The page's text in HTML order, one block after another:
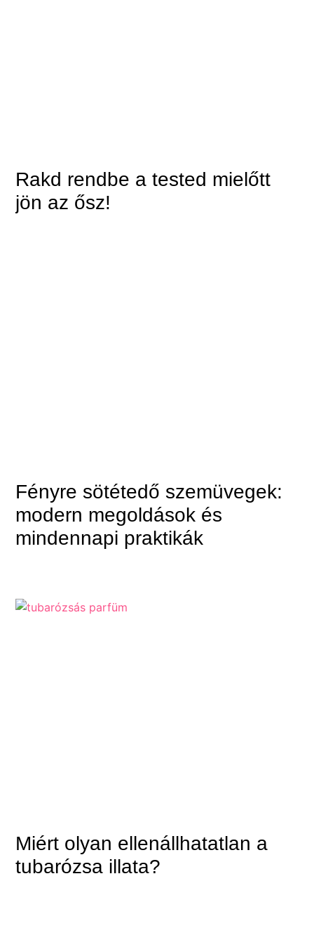
Rakd rendbe a tested mielőtt
jön az ősz!
Fényre sötétedő szemüvegek:
modern megoldások és
mindennapi praktikák
Miért olyan ellenállhatatlan a
tubarózsa illata?